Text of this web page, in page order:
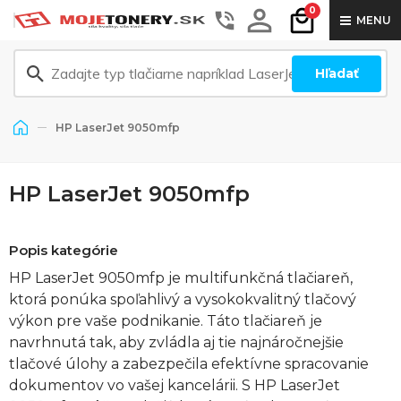
0
MENU
Hľadať
HP LaserJet 9050mfp
HP LaserJet 9050mfp
Popis kategórie
HP LaserJet 9050mfp je multifunkčná tlačiareň,
ktorá ponúka spoľahlivý a vysokokvalitný tlačový
výkon pre vaše podnikanie. Táto tlačiareň je
navrhnutá tak, aby zvládla aj tie najnáročnejšie
tlačové úlohy a zabezpečila efektívne spracovanie
dokumentov vo vašej kancelárii. S HP LaserJet